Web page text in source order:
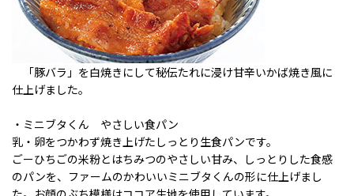
「豚バラ」を白焼きにして秘伝たれに浸け甘辛いかば焼き風に
仕上げました。
・ミニブタくん やさしい食パン
乳・卵をつかわず焼き上げたしっとり生食パンです。
ごーひちごの米粉とはちみつのやさしい甘み、しっとりした食感
のパンを、ファームのかわいいミニブタくんの形に仕上げまし